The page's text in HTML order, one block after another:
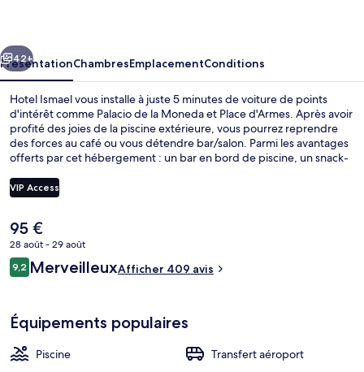
Suivant
42+
PrésentationChambresEmplacementConditions
Hotel Ismael vous installe à juste 5 minutes de voiture de points
d'intérêt comme Palacio de la Moneda et Place d'Armes. Après avoir
profité des joies de la piscine extérieure, vous pourrez reprendre
des forces au café ou vous détendre bar/salon. Parmi les avantages
offerts par cet hébergement : un bar en bord de piscine, un snack-
le personnel attentionné. Les transports publics se situent à une
courte distance à pied : Station Bellas Artes est à 3 min et Station
VIP Access
Le
prix
actuel
est
95 €
28 août - 29 août
Avis
voyageurs
9,29,2 sur 10
MerveilleuxAfficher 409 avis
Équipements populaires
Piscine
Transfert aéroport